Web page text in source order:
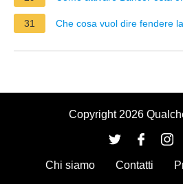
31 Che cosa vuol dire fendere
Copyright 2026
Chi siamo Contatti